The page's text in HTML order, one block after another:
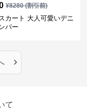
¥8280(割引前)
カート 大人可愛いデニ
パー
›
て